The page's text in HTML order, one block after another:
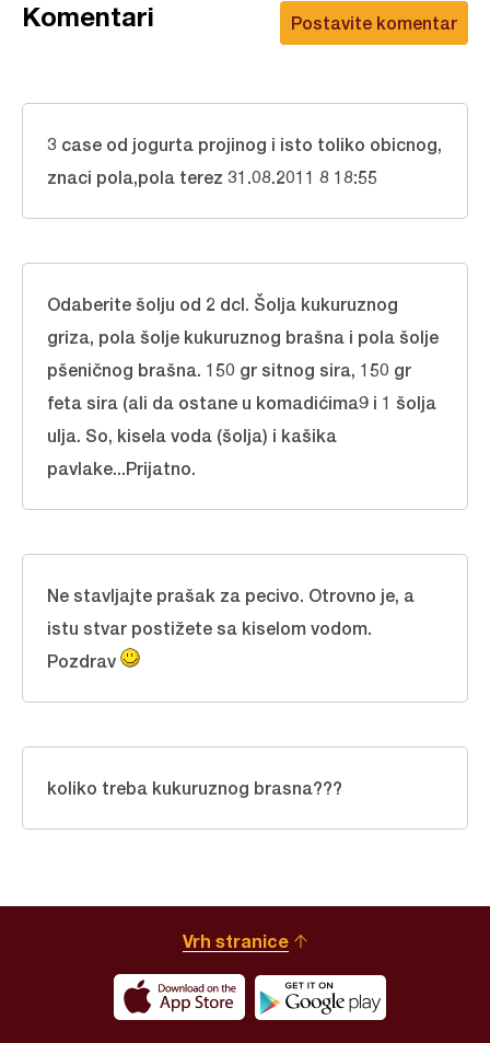
Postavite komentar
Komentari
3 case od jogurta projinog i isto toliko obicnog,
znaci pola,pola terez 31.08.2011 8 18:55
Odaberite šolju od 2 dcl. Šolja kukuruznog
griza, pola šolje kukuruznog brašna i pola šolje
pšeničnog brašna. 150 gr sitnog sira, 150 gr
feta sira (ali da ostane u komadićima9 i 1 šolja
ulja. So, kisela voda (šolja) i kašika
pavlake...Prijatno.
Ne stavljajte prašak za pecivo. Otrovno je, a
istu stvar postižete sa kiselom vodom.
Pozdrav
koliko treba kukuruznog brasna???
Vrh stranice